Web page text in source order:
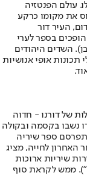
עולם הפנטזיה
את מקומו כרקע
העיר דור
בספר לערי
השדים היהודים
אופי אנושיות
של דורנו - חדוה
נשבו בקסמה ובקולה
ספר שיריה
האחרון לחייה, מציג
שיריות ארוכות
ממש לקראת סוף